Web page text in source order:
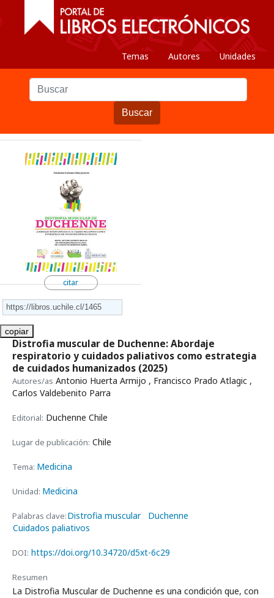
Temas Autores Unidades
Buscar
citar
copiar
Distrofia muscular de Duchenne: Abordaje
respiratorio y cuidados paliativos como estrategia
de cuidados humanizados (2025)
Autores/as Antonio Huerta Armijo , Francisco Prado Atlagic ,
Carlos Valdebenito Parra
Editorial: Duchenne Chile
Lugar de publicación: Chile
Tema: Medicina
Unidad: Medicina
Palabras clave:Distrofia muscular
Duchenne
Cuidados paliativos
DOI: https://doi.org/10.34720/d5xt-6c29
Resumen
La Distrofia Muscular de Duchenne es una condición que, con